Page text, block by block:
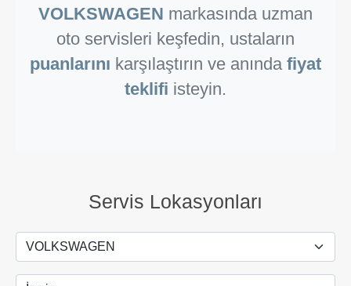
VOLKSWAGEN markasında uzman
oto servisleri keşfedin, ustaların
puanlarını karşılaştırın ve anında fiyat
teklifi isteyin.
Servis Lokasyonları